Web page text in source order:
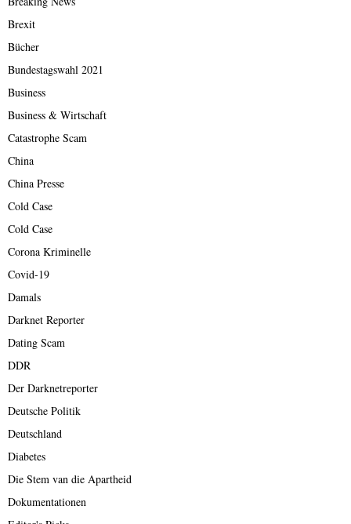
Brexit
Bücher
Bundestagswahl 2021
Business
Business & Wirtschaft
Catastrophe Scam
China
China Presse
Cold Case
Cold Case
Corona Kriminelle
Covid-19
Damals
Darknet Reporter
Dating Scam
DDR
Der Darknetreporter
Deutsche Politik
Deutschland
Diabetes
Die Stem van die Apartheid
Dokumentationen